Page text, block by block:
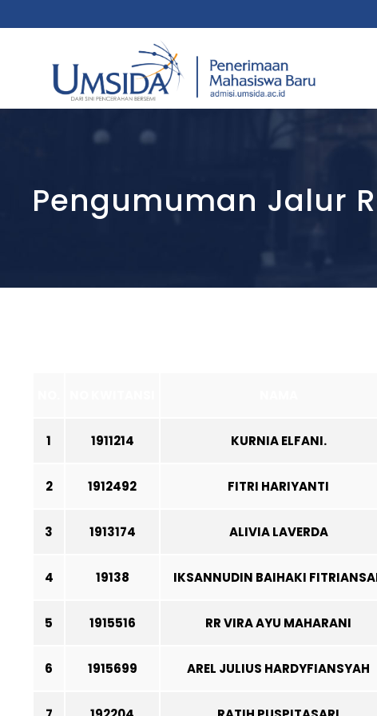
Pengumuman Jalur
1 1911214 KURNIA ELFANI.
2 1912492 FITRI HARIYANTI
3 1913174 ALIVIA LAVERDA
4 19138 IKSANNUDIN BAIHAKI
5 1915516 RR VIRA AYU MAHARANI
6 1915699 AREL JULIUS HARDYFIANSYAH